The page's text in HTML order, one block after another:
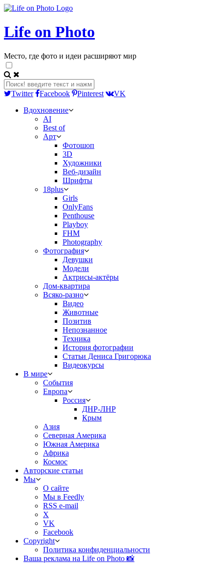
Life on Photo
Место, где фото и идеи расширяют мир
Twitter Facebook Pinterest
VK
Вдохновение
AI
Best of
Арт
Фотошоп
3D
Художники
Веб-дизайн
Шрифты
18plus
Girls
OnlyFans
Penthouse
Playboy
FHM
Photography
Фотография
Девушки
Модели
Актрисы-актёры
Дом-квартира
Всяко-разно
Видео
Животные
Позитив
Непознанное
Техника
История фотографии
Статьи Дениса Григорюка
Видеокурсы
В мире
События
Европа
Россия
ДНР-ЛНР
Крым
Азия
Северная Америка
Южная Америка
Африка
Космос
Авторские статьи
Мы
О сайте
Мы в Feedly
RSS e-mail
X
VK
Facebook
Copyright
Политика конфиденциальности
Ваша реклама на Life on Photo 📸